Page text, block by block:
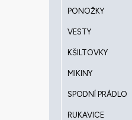
PONOŽKY
VESTY
KŠILTOVKY
MIKINY
SPODNÍ PRÁDLO
RUKAVICE